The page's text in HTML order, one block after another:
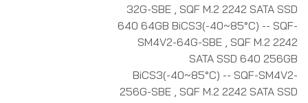
32G-SBE SQF M.2 2242 SATA SSD
640 64GB BiCS3(-40~85°C) -- SQF-
SM4V2-64G-SBE SQF M.2 2242
SATA SSD 640 256GB
BiCS3(-40~85°C) -- SQF-SM4V2-
256G-SBE SQF M.2 2242 SATA SSD